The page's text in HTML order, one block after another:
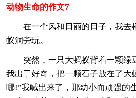
动物生命的作文7
在一个风和日丽的日子，我去
蚁洞旁玩。
突然，一只大蚂蚁背着一颗绿豆
我出于好奇，把一颗石子放在了大
哪!”我喊出来了，那幼小而顽强的